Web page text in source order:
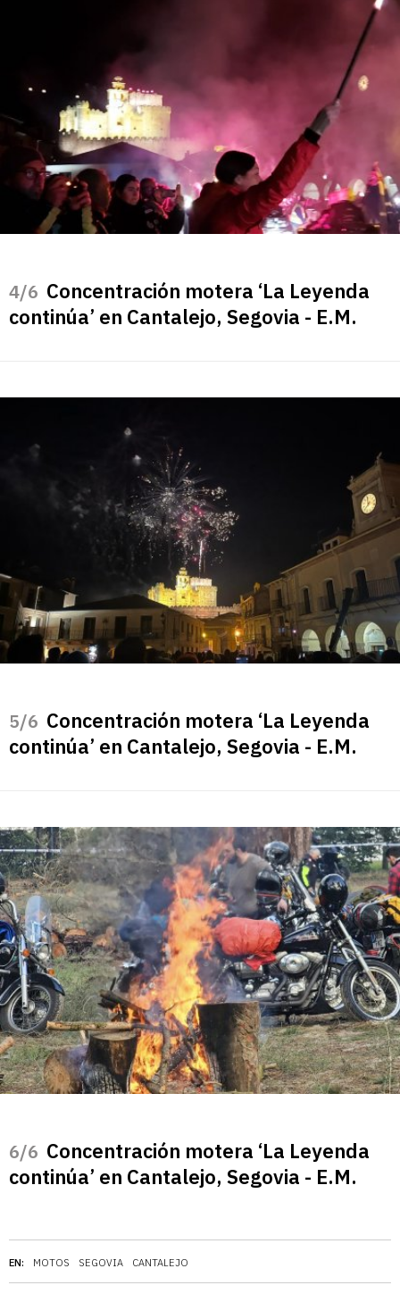
EN: MOTOS SEGOVIA CANTALEJO
/6 Concentración motera ‘La Leyenda
continúa’ en Cantalejo, Segovia - E.M.
/6 Concentración motera ‘La Leyenda
continúa’ en Cantalejo, Segovia - E.M.
/6 Concentración motera ‘La Leyenda
continúa’ en Cantalejo, Segovia - E.M.